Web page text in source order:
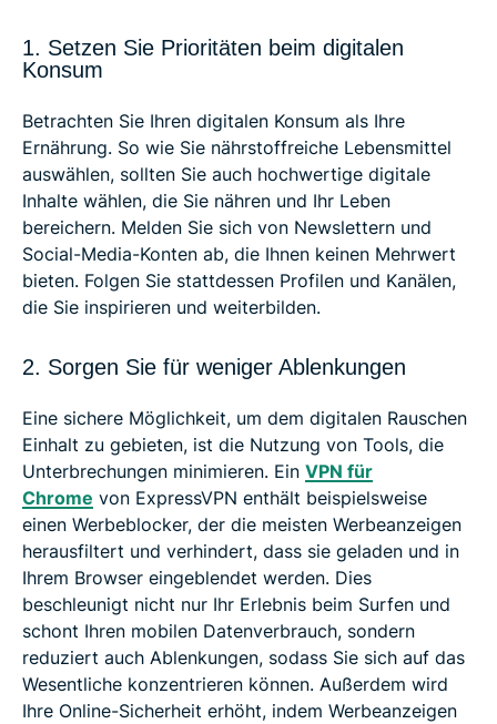
1. Setzen Sie Prioritäten beim digitalen
Konsum
Betrachten Sie Ihren digitalen Konsum als Ihre
Ernährung. So wie Sie nährstoffreiche Lebensmittel
auswählen, sollten Sie auch hochwertige digitale
Inhalte wählen, die Sie nähren und Ihr Leben
bereichern. Melden Sie sich von Newslettern und
Social-Media-Konten ab, die Ihnen keinen Mehrwert
bieten. Folgen Sie stattdessen Profilen und Kanälen,
die Sie inspirieren und weiterbilden.
2. Sorgen Sie für weniger Ablenkungen
Eine sichere Möglichkeit, um dem digitalen Rauschen
Einhalt zu gebieten, ist die Nutzung von Tools, die
Unterbrechungen minimieren. Ein VPN für
Chrome von ExpressVPN enthält beispielsweise
einen Werbeblocker, der die meisten Werbeanzeigen
herausfiltert und verhindert, dass sie geladen und in
Ihrem Browser eingeblendet werden. Dies
beschleunigt nicht nur Ihr Erlebnis beim Surfen und
schont Ihren mobilen Datenverbrauch, sondern
reduziert auch Ablenkungen, sodass Sie sich auf das
Wesentliche konzentrieren können. Außerdem wird
Ihre Online-Sicherheit erhöht, indem Werbeanzeigen